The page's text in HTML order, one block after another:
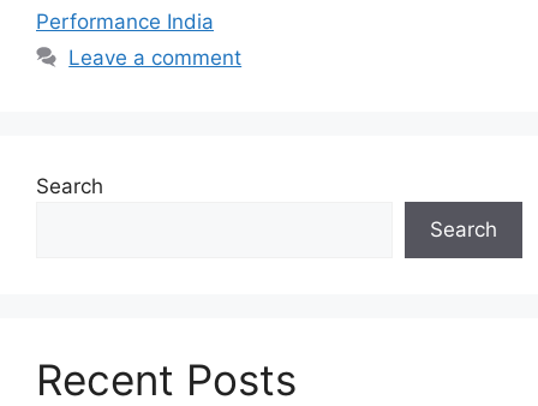
Performance India
Leave a comment
Search
Search
Recent Posts